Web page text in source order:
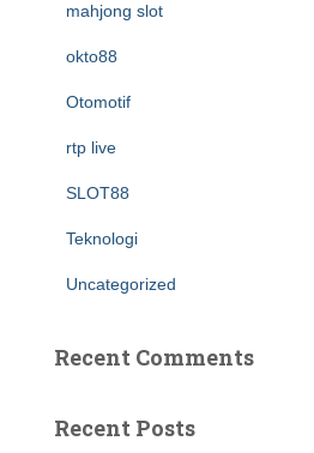
mahjong slot
okto88
Otomotif
rtp live
SLOT88
Teknologi
Uncategorized
Recent Comments
Recent Posts